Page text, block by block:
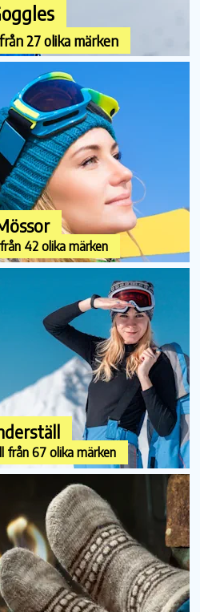
27 olika märken
42 olika märken
från 67 olika märken